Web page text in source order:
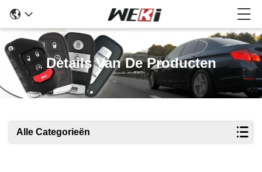
Details Van De Producten
Alle Categorieën